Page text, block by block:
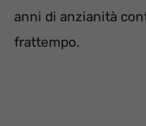
anni di anzianità
frattempo.